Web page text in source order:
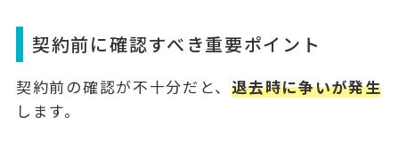
契約前に確認すべき重要ポイント
契約前の確認が不十分だと、退去時に争いが発生
します。